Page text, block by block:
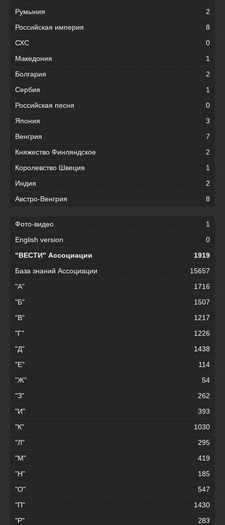
Румыния
2
Российская империя
8
СХС
0
Македония
1
Болгария
2
Сербия
1
Российская песня
0
Япония
3
Венгрия
7
Княжество Финляндское
2
Королевство Швеция
1
Индия
2
Австро-Венгрия
8
Фото-видео
1
English version
0
"ВЕСТИ" Ассоциации
1919
База знаний Ассоциации
15657
"А"
1716
"Б"
1507
"В"
1217
"Г"
1226
"Д"
1438
"Е"
114
"Ж"
54
"З"
262
"И"
393
"К"
1030
"Л"
295
"М"
419
"Н"
185
"О"
547
"П"
1430
"Р"
283